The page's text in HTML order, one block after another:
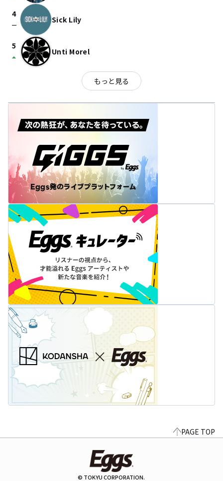
4
check_indeterminate_small Sick Lily
5
arrow_drop_up Unti Morel
もっと見る
PAGE TOP
© TOKYU CORPORATION.